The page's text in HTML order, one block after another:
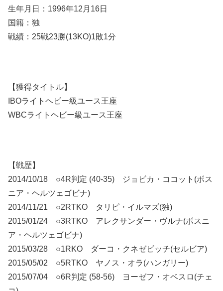
生年月日：1996年12月16日
国籍：独
戦績：25戦23勝(13KO)1敗1分
【獲得タイトル】
IBOライトヘビー級ユース王座
WBCライトヘビー級ユース王座
【戦歴】
2014/10/18 ○4R判定 (40-35) ジョビカ・ココット(ボス
ニア・ヘルツェゴビナ)
2014/11/21 ○2RTKO タリピ・イルマズ(独)
2015/01/24 ○3RTKO アレクサンダー・ヴルナ(ボスニ
ア・ヘルツェゴビナ)
2015/03/28 ○1RKO ダーコ・クネゼビッチ(セルビア)
2015/05/02 ○5RTKO ヤノス・オラ(ハンガリー)
2015/07/04 ○6R判定 (58-56) ヨーゼフ・オベスロ(チェ